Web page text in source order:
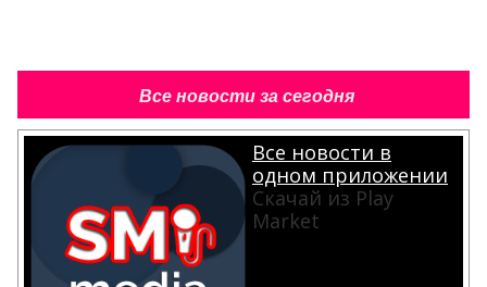
Все новости за сегодня
Все новости в
одном приложении
Скачай из Play
Market